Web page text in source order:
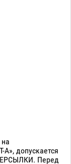
допускается
Перед